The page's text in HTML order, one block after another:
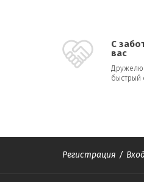
С
вас
быстрый
Регистрация /